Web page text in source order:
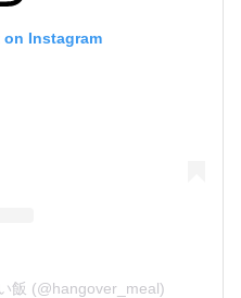
Instagram
飯 (@hangover_meal)